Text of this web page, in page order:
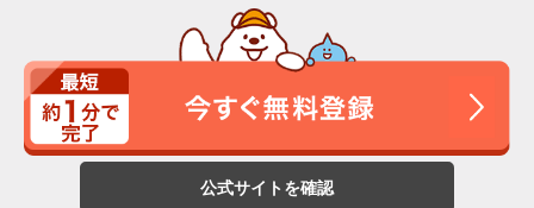
公式サイトを確認